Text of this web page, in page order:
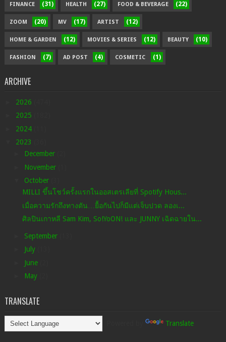
FINANCE (31) HEALTH (27) FOOD & BEVERAGE (22)
ZOOM (20) MV (17) ARTIST (12)
HOME & GARDEN (12) MOVIES & SERIES (12) BEAUTY (10)
FASHION (7) AD POST (4) COSMETIC (1)
ARCHIVE
2026
2025
2024
2023
December
November
October
MILLI ขึ้นโชว์ครั้งแรกในออสเตรเลียที่ Spotify Hous...
เมื่อความรักถึงทางตัน…ยื้อกันไปก็มีแต่เจ็บปวด ลองเ...
ศิลปินเกาหลี Sam Kim, So!YoON! และ JUNNY เฉิดฉายใน...
September
July
June
May
TRANSLATE
Translate